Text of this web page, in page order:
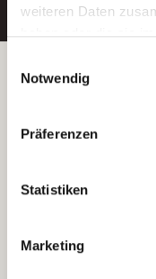
weiteren Daten
Wenn Sie auf
Sie der
Ihre Einwilligung
indem Sie die
unserer
Notwendig
Präferenzen
Statistiken
Marketing
Betreiber der
Kantstraße 45a
(Ein
e.V.)